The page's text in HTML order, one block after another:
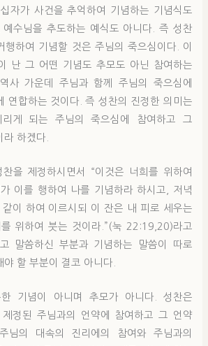
자가 사건을 추억하여 기념하는 기념식도
수님을 추도하는 예식도 아니다. 즉 성찬
행하여 기념할 것은 주님의 죽으심이다. 이
난 그 어떤 기념도 추모도 아닌 참여하는
사 가운데 주님과 함께 주님의 죽으심에
연합하는 것이다. 즉 성찬의 진정한 의미는
게 되는 주님의 죽으심에 참여하고 그
하겠다.
을 제정하시면서 “이것은 너희를 위하여
이를 행하여 나를 기념하라 하시고, 저녁
이 하여 이르시되 이 잔은 내 피로 세우는
위하여 붓는 것이라.”(눅 22:19,20)라고
말씀하신 부분과 기념하는 말씀이 따로
할 부분이 결코 아니다.
기념이 아니며 추모가 아니다. 성찬은
정된 주님과의 언약에 참여하고 그 언약
님의 대속의 진리에의 참여와 주님과의